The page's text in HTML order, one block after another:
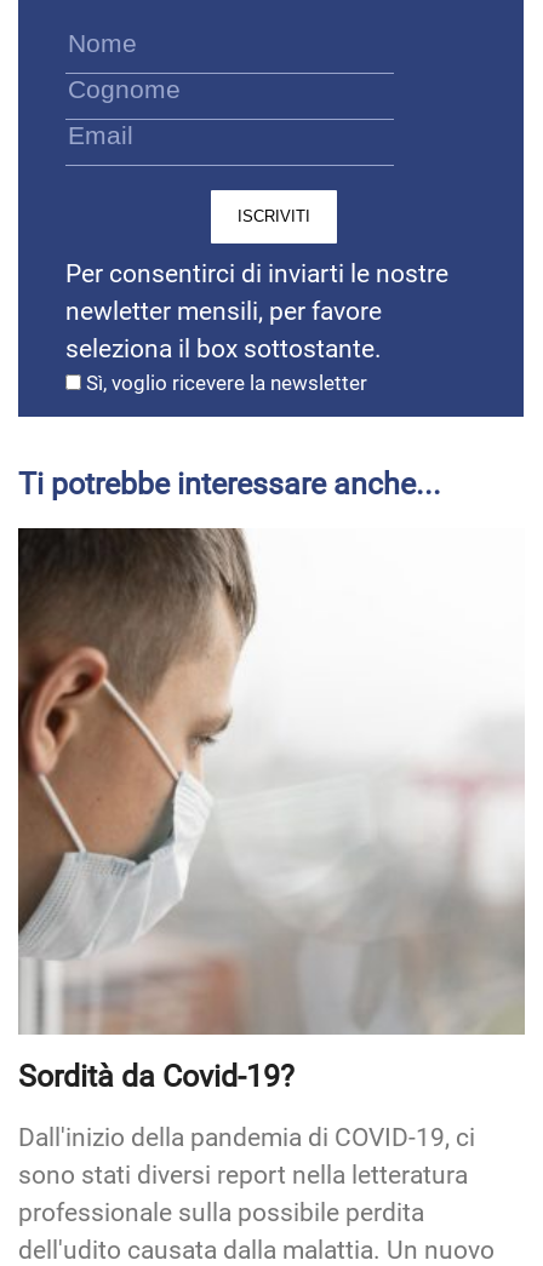
Per consentirci di inviarti le nostre
newletter mensili, per favore
seleziona il box sottostante.
Sì, voglio ricevere la newsletter
Ti potrebbe interessare anche...
Sordità da Covid-19?
Dall'inizio della pandemia di COVID-19, ci
sono stati diversi report nella letteratura
professionale sulla possibile perdita
dell'udito causata dalla malattia. Un nuovo